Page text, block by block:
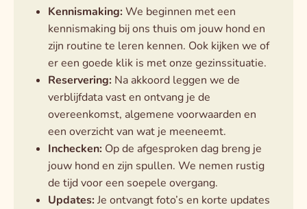
Kennismaking:We beginnen met een
kennismaking bij ons thuis om jouw hond en
zijn routine te leren kennen. Ook kijken we of
er een goede klik is met onze gezinssituatie.
Reservering: Na akkoord leggen we de
verblijfdata vast en ontvang je de
overeenkomst, algemene voorwaarden en
een overzicht van wat je meeneemt.
Inchecken: Op de afgesproken dag breng je
jouw hond en zijn spullen. We nemen rustig
de tijd voor een soepele overgang.
Updates:Je ontvangt foto’s en korte updates